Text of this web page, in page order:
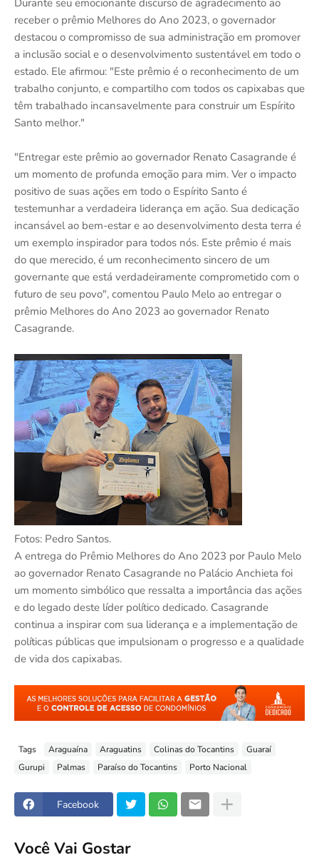
Durante seu emocionante discurso de agradecimento ao
receber o prêmio Melhores do Ano 2023, o governador
destacou o compromisso de sua administração em promover
a inclusão social e o desenvolvimento sustentável em todo o
estado. Ele afirmou: "Este prêmio é o reconhecimento de um
trabalho conjunto, e compartilho com todos os capixabas que
têm trabalhado incansavelmente para construir um Espírito
Santo melhor."
"Entregar este prêmio ao governador Renato Casagrande é
um momento de profunda emoção para mim. Ver o impacto
positivo de suas ações em todo o Espírito Santo é
testemunhar a verdadeira liderança em ação. Sua dedicação
incansável ao bem-estar e ao desenvolvimento desta terra é
um exemplo inspirador para todos nós. Este prêmio é mais
do que merecido, é um reconhecimento sincero de um
governante que está verdadeiramente comprometido com o
futuro de seu povo", comentou Paulo Melo ao entregar o
prêmio Melhores do Ano 2023 ao governador Renato
Casagrande.
Fotos: Pedro Santos.
A entrega do Prêmio Melhores do Ano 2023 por Paulo Melo
ao governador Renato Casagrande no Palácio Anchieta foi
um momento simbólico que ressalta a importância das ações
e do legado deste líder político dedicado. Casagrande
continua a inspirar com sua liderança e a implementação de
políticas públicas que impulsionam o progresso e a qualidade
de vida dos capixabas.
Tags Araguaína Araguatins Colinas do Tocantins
Guaraí
Gurupi
Palmas Paraíso do Tocantins Porto Nacional
Facebook
Você Vai Gostar